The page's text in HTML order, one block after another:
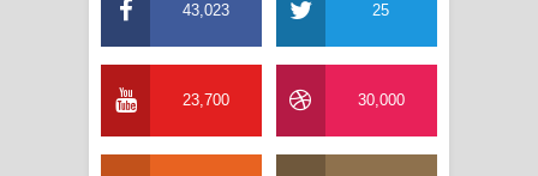
43,023 25
23,700 30,000